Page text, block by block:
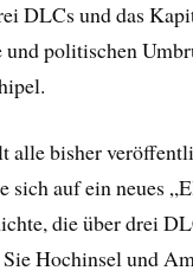
DLCs und das
politischen
alle bisher
sich auf ein neues
die über drei
Hochinsel und